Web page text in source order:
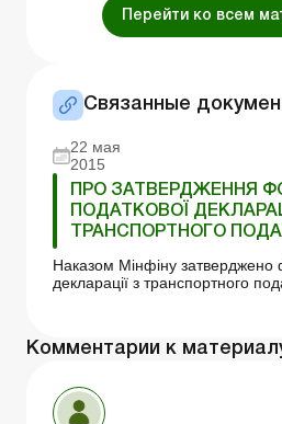
Перейти ко всем
Связанные
22 мая
2015
ПРО ЗАТВЕРДЖЕННЯ
ПОДАТКОВОЇ
ТРАНСПОРТНОГО
Наказом Мінфіну затверджено
декларації з транспортного
Комментарии к